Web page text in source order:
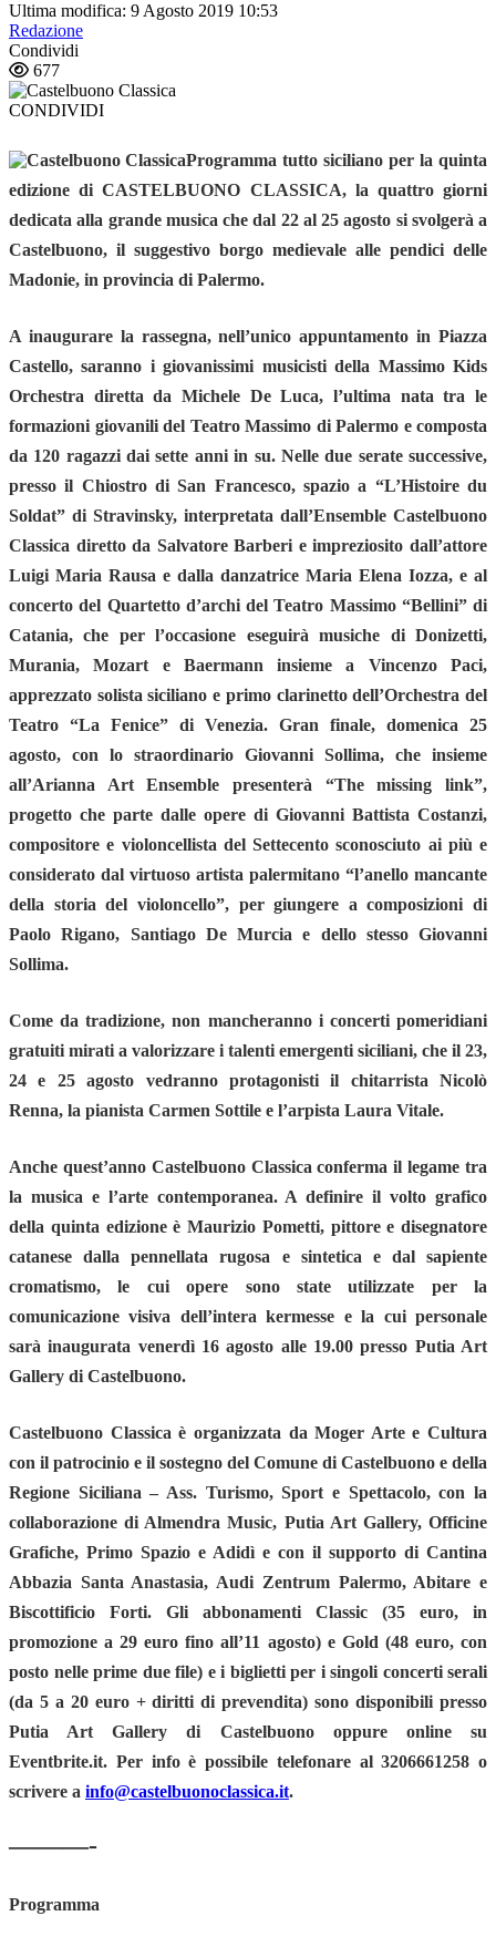
Ultima modifica: 9 Agosto 2019 10:53
Redazione
Condividi
677
CONDIVIDI
Programma tutto siciliano per la quinta
edizione diCASTELBUONO CLASSICA, la quattro giorni
dedicata alla grande musica chedal 22 al 25 agosto si svolgerà a
Castelbuono, il suggestivo borgo medievale alle pendici delle
Madonie, in provincia di Palermo.
A inaugurare la rassegna, nell’unico appuntamento in Piazza
Castello, saranno i giovanissimi musicisti della Massimo Kids
Orchestra diretta daMichele De Luca, l’ultima nata tra le
formazioni giovanili del Teatro Massimo di Palermo e composta
da 120 ragazzi dai sette anni in su. Nelle due serate successive,
presso il Chiostro di San Francesco, spazio a “L’Histoire du
Soldat” di Stravinsky, interpretata dall’Ensemble Castelbuono
Classica diretto da Salvatore Barberi e impreziosito dall’attore
Luigi Maria Rausa e dalla danzatrice Maria Elena Iozza, e al
concerto del Quartetto d’archi del Teatro Massimo “Bellini” di
Catania, che per l’occasione eseguirà musiche di Donizetti,
Murania, Mozart e Baermann insieme a Vincenzo Paci,
apprezzato solista siciliano e primo clarinetto dell’Orchestra del
Teatro “La Fenice” di Venezia. Gran finale, domenica 25
agosto, con lo straordinario Giovanni Sollima, che insieme
all’Arianna Art Ensemble presenterà “The missing link”,
progetto che parte dalle opere di Giovanni Battista Costanzi,
compositore e violoncellista del Settecento sconosciuto ai più e
considerato dal virtuoso artista palermitano “l’anello mancante
della storia del violoncello”, per giungere a composizioni di
Paolo Rigano, Santiago De Murcia e dello stesso Giovanni
Sollima.
Come da tradizione, non mancheranno i concerti pomeridiani
gratuiti mirati a valorizzare i talenti emergenti siciliani, che il 23,
24 e 25 agosto vedranno protagonisti il chitarrista Nicolò
Renna, la pianista Carmen Sottile e l’arpista Laura Vitale.
Anche quest’anno Castelbuono Classica conferma il legame tra
la musica e l’arte contemporanea. A definire il volto grafico
della quinta edizione è Maurizio Pometti, pittore e disegnatore
catanese dalla pennellata rugosa e sintetica e dal sapiente
cromatismo, le cui opere sono state utilizzate per la
comunicazione visiva dell’intera kermesse e la cui personale
sarà inaugurata venerdì 16 agosto alle 19.00 presso Putia Art
Gallery di Castelbuono.
Castelbuono Classica è organizzata daMoger Arte e Cultura
con il patrocinio e il sostegno del Comune di Castelbuono e della
Regione Siciliana – Ass. Turismo, Sport e Spettacolo, con la
collaborazione di Almendra Music, Putia Art Gallery,Officine
Grafiche, Primo Spazio e Adidì e con il supporto di Cantina
Abbazia Santa Anastasia, Audi Zentrum Palermo, Abitare e
Biscottificio Forti. Gli abbonamenti Classic (35 euro, in
promozione a 29 euro fino all’11 agosto) e Gold (48 euro, con
posto nelle prime due file) e i biglietti per i singoli concerti serali
(da 5 a 20 euro + diritti di prevendita) sono disponibili presso
Putia Art Gallery di Castelbuono oppure online su
Eventbrite.it. Per info è possibile telefonare al 3206661258 o
scrivere a info@castelbuonoclassica.it.
———-
Programma